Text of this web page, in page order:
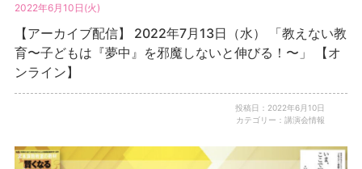
2022年6月10日(火)
【アーカイブ配信】 2022年7月13日（水） 「教えない教
育〜子どもは『夢中』を邪魔しないと伸びる！〜」 【オ
ンライン】
投稿日：2022年6月10日
カテゴリー：講演会情報